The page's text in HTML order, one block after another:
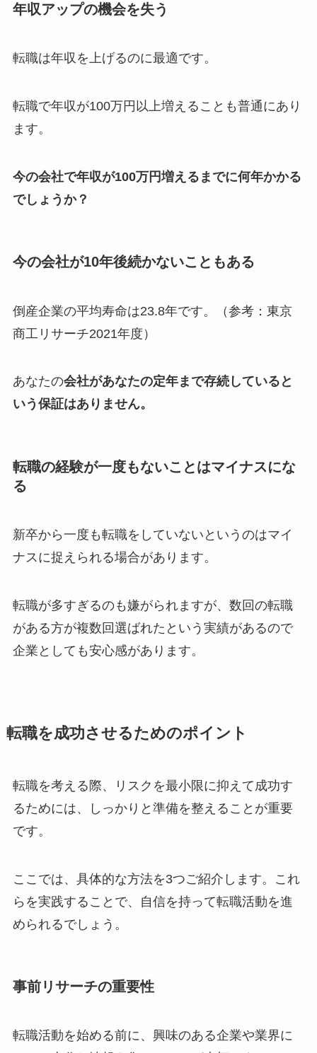
年収アップの機会を失う
転職は年収を上げるのに最適です。
転職で年収が100万円以上増えることも普通にあり
ます。
今の会社で年収が100万円増えるまでに何年かかる
でしょうか？
今の会社が10年後続かないこともある
倒産企業の平均寿命は23.8年です。（参考：東京
商工リサーチ2021年度）
あなたの会社があなたの定年まで存続していると
いう保証はありません。
転職の経験が一度もないことはマイナスにな
る
新卒から一度も転職をしていないというのはマイ
ナスに捉えられる場合があります。
転職が多すぎるのも嫌がられますが、数回の転職
がある方が複数回選ばれたという実績があるので
企業としても安心感があります。
転職を成功させるためのポイント
転職を考える際、リスクを最小限に抑えて成功す
るためには、しっかりと準備を整えることが重要
です。
ここでは、具体的な方法を3つご紹介します。これ
らを実践することで、自信を持って転職活動を進
められるでしょう。
事前リサーチの重要性
転職活動を始める前に、興味のある企業や業界に